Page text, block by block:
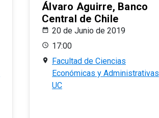
Álvaro Aguirre, Banco
Central de Chile
20 de Junio de 2019
17:00
Facultad de Ciencias
Económicas y Administrativas
UC